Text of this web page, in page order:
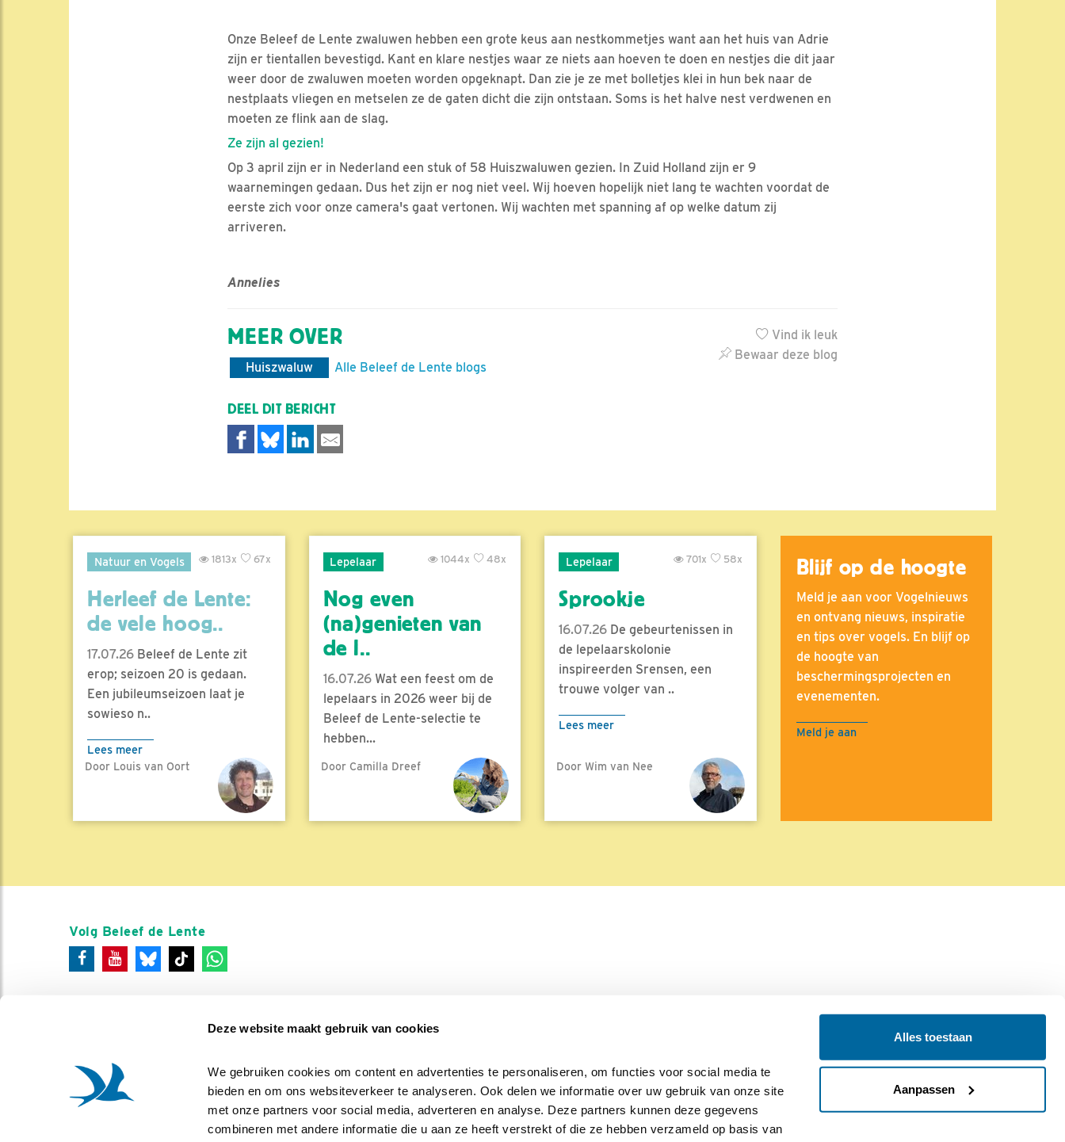
Deze website maakt gebruik van cookies
We gebruiken cookies om content en advertenties te personaliseren, om functies voor social media te
bieden en om ons websiteverkeer te analyseren. Ook delen we informatie over uw gebruik van onze site
met onze partners voor social media, adverteren en analyse. Deze partners kunnen deze gegevens
combineren met andere informatie die u aan ze heeft verstrekt of die ze hebben verzameld op basis van
Alles toestaan
Aanpassen
Onze Beleef de Lente zwaluwen hebben een grote keus aan nestkommetjes want aan het huis van Adrie
zijn er tientallen bevestigd. Kant en klare nestjes waar ze niets aan hoeven te doen en nestjes die dit jaar
weer door de zwaluwen moeten worden opgeknapt. Dan zie je ze met bolletjes klei in hun bek naar de
nestplaats vliegen en metselen ze de gaten dicht die zijn ontstaan. Soms is het halve nest verdwenen en
moeten ze flink aan de slag.
Ze zijn al gezien!
Op 3 april zijn er in Nederland een stuk of 58 Huiszwaluwen gezien. In Zuid Holland zijn er 9
waarnemingen gedaan. Dus het zijn er nog niet veel. Wij hoeven hopelijk niet lang te wachten voordat de
eerste zich voor onze camera's gaat vertonen. Wij wachten met spanning af op welke datum zij
arriveren.
Annelies
Vind ik leuk
Bewaar deze blog
MEER OVER
Huiszwaluw Alle Beleef de Lente blogs
DEEL DIT BERICHT
Natuur en Vogels 67x
1813x
Herleef de Lente:
de vele hoog..
17.07.26 Beleef de Lente zit
erop; seizoen 20 is gedaan.
Een jubileumseizoen laat je
sowieso n..
Lees meer
Door Louis van Oort
Lepelaar 48x
1044x
Nog even
(na)genieten van
de l..
16.07.26Wat een feest om de
lepelaars in 2026 weer bij de
Beleef de Lente-selectie te
hebben...
Lees meer
Door Camilla Dreef
Lepelaar 58x
701x
Sprookje
16.07.26 De gebeurtenissen in
de lepelaarskolonie
inspireerden Srensen, een
trouwe volger van ..
Lees meer
Door Wim van Nee
Blijf op de hoogte
Meld je aan voor Vogelnieuws
en ontvang nieuws, inspiratie
en tips over vogels. En blijf op
de hoogte van
beschermingsprojecten en
evenementen.
Meld je aan
Volg Beleef de Lente
Colofon